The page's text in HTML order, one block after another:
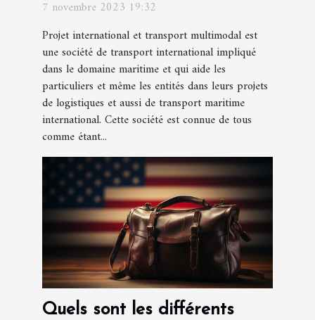
7 novembre 2023 19:32
Projet international et transport multimodal est
une société de transport international impliqué
dans le domaine maritime et qui aide les
particuliers et même les entités dans leurs projets
de logistiques et aussi de transport maritime
international. Cette société est connue de tous
comme étant...
Quels sont les différents